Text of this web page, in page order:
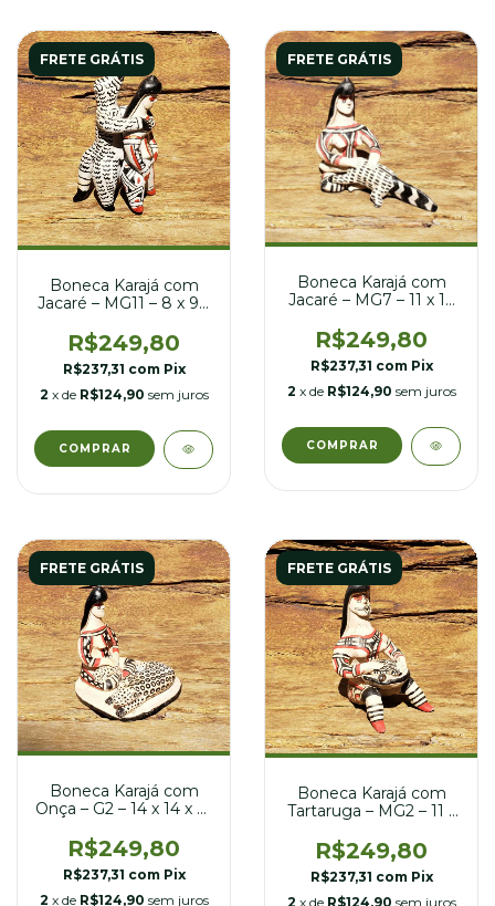
FRETE GRÁTIS
Boneca Karajá com
Jacaré – MG11 – 8 x 9 x
R$249,80
R$237,31 com Pix
2 x de R$124,90 sem juros
FRETE GRÁTIS
Boneca Karajá com
Jacaré – MG7 – 11 x 17
R$249,80
R$237,31 com Pix
2 x de R$124,90 sem juros
FRETE GRÁTIS
Boneca Karajá com
Onça – G2 – 14 x 14 x 16
R$249,80
R$237,31 com Pix
2 x de R$124,90 sem juros
FRETE GRÁTIS
Boneca Karajá com
Tartaruga – MG2 – 11 x
R$249,80
R$237,31 com Pix
2 x de R$124,90 sem juros